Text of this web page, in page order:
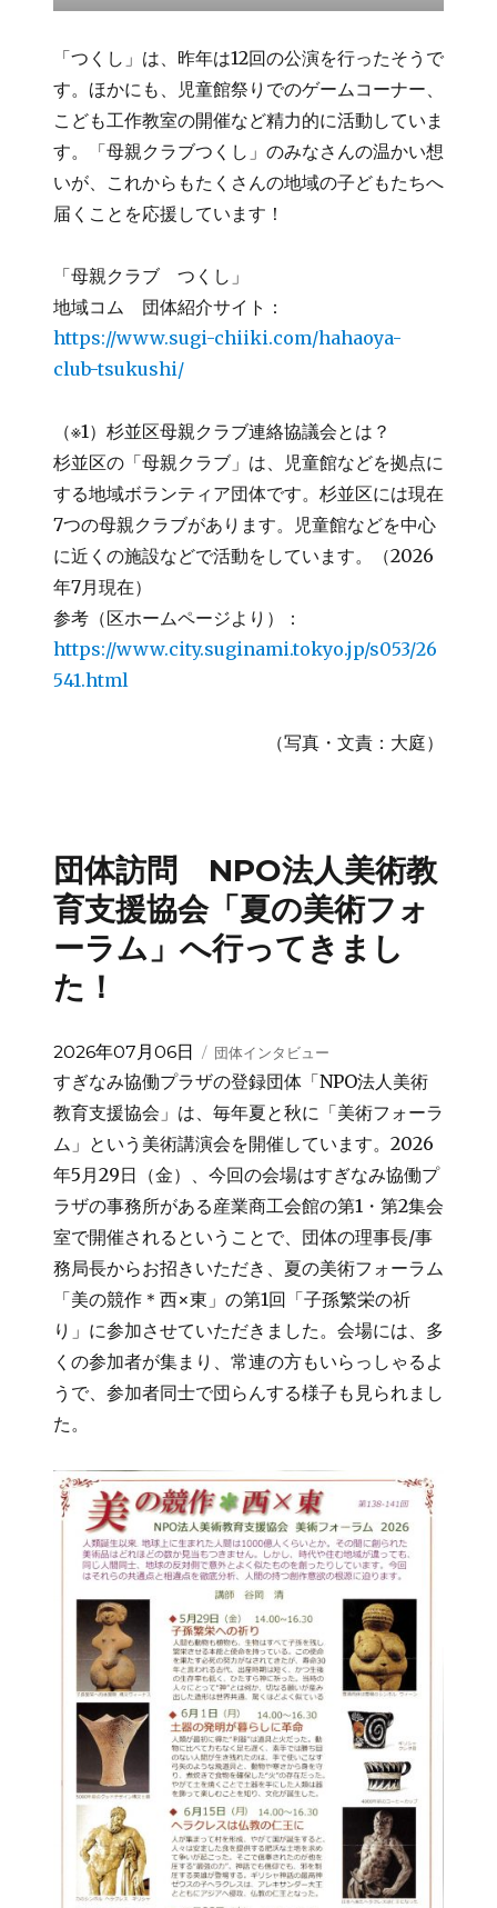
「つくし」は、昨年は12回の公演を行ったそうで
す。ほかにも、児童館祭りでのゲームコーナー、
こども工作教室の開催など精力的に活動していま
す。「母親クラブつくし」のみなさんの温かい想
いが、これからもたくさんの地域の子どもたちへ
届くことを応援しています！
「母親クラブ つくし」
地域コム 団体紹介サイト：
https://www.sugi-chiiki.com/hahaoya-
club-tsukushi/
（※1）杉並区母親クラブ連絡協議会とは？
杉並区の「母親クラブ」は、児童館などを拠点に
する地域ボランティア団体です。杉並区には現在
7つの母親クラブがあります。児童館などを中心
に近くの施設などで活動をしています。（2026
年7月現在）
参考（区ホームページより）：
https://www.city.suginami.tokyo.jp/s053/26
541.html
（写真・文責：大庭）
団体訪問 NPO法人美術教
育支援協会「夏の美術フォ
ーラム」へ行ってきまし
た！
投
稿
日:
2026年07月06日
カ
テ
ゴ
リ
ー
団体インタビュー
すぎなみ協働プラザの登録団体「NPO法人美術
教育支援協会」は、毎年夏と秋に「美術フォーラ
ム」という美術講演会を開催しています。2026
年5月29日（金）、今回の会場はすぎなみ協働プ
ラザの事務所がある産業商工会館の第1・第2集会
室で開催されるということで、団体の理事長/事
務局長からお招きいただき、夏の美術フォーラム
「美の競作＊西×東」の第1回「子孫繁栄の祈
り」に参加させていただきました。会場には、多
くの参加者が集まり、常連の方もいらっしゃるよ
うで、参加者同士で団らんする様子も見られまし
た。